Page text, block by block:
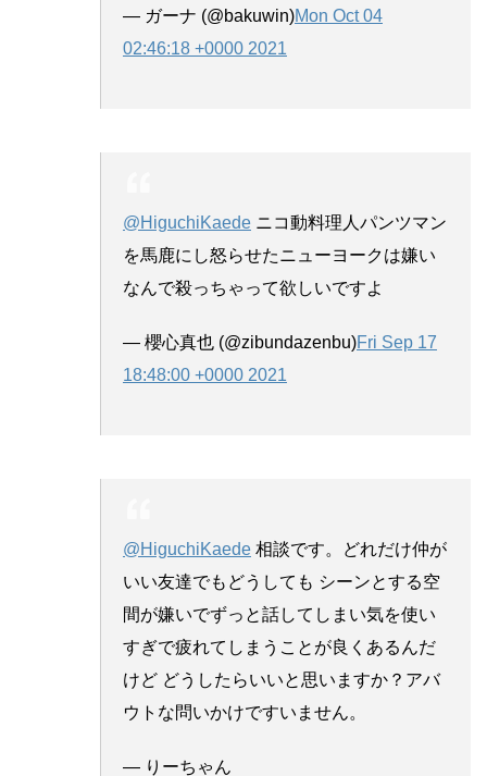
— ガーナ (@bakuwin)Mon Oct 04
02:46:18 +0000 2021
@HiguchiKaede ニコ動料理人パンツマン
を馬鹿にし怒らせたニューヨークは嫌い
なんで殺っちゃって欲しいですよ
— 櫻心真也 (@zibundazenbu)Fri Sep 17
18:48:00 +0000 2021
@HiguchiKaede 相談です。どれだけ仲が
いい友達でもどうしても シーンとする空
間が嫌いでずっと話してしまい気を使い
すぎで疲れてしまうことが良くあるんだ
けど どうしたらいいと思いますか？アバ
ウトな問いかけですいません。
— りーちゃん